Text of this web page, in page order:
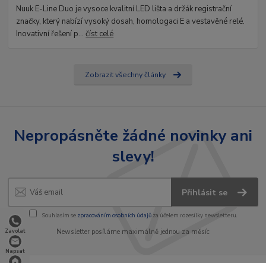
Zavolat
Napsat
Nuuk E-Line Duo je vysoce kvalitní LED lišta a držák registrační
značky, který nabízí vysoký dosah, homologaci E a vestavěné relé.
Inovativní řešení p...číst celé
Zobrazit všechny články
Nepropásněte žádné novinky ani
slevy!
Přihlásit se
Souhlasím se zpracováním osobních údajůza účelem rozesílky newsletteru.
Newsletter posíláme maximálně jednou za měsíc